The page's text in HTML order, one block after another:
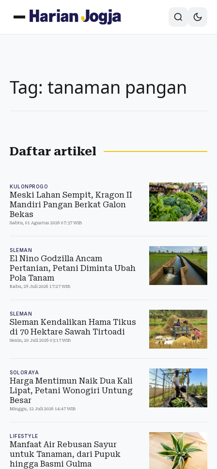
Tag: tanaman pangan
Daftar artikel
KULONPROGO
Meski Lahan Sempit, Kragon II
Mandiri Pangan Berkat Galon
Bekas
Sabtu, 01 Agustus 2026 07:37 WIB
SLEMAN
El Nino Godzilla Ancam
Pertanian, Petani Diminta Ubah
Pola Tanam
Rabu, 29 Juli 2026 17:27 WIB
SLEMAN
Sleman Kendalikan Hama Tikus
di 70 Hektare Sawah Tirtoadi
Senin, 20 Juli 2026 03:17 WIB
SOLORAYA
Harga Mentimun Naik Dua Kali
Lipat, Petani Wonogiri Untung
Besar
Minggu, 12 Juli 2026 14:47 WIB
LIFESTYLE
Manfaat Air Rebusan Sayur
untuk Tanaman, dari Pupuk
hingga Basmi Gulma